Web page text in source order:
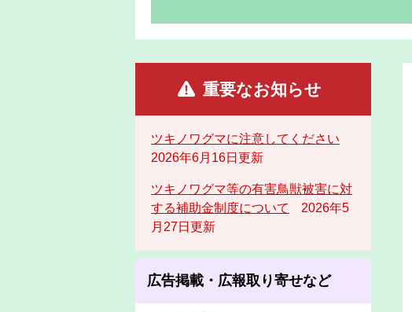
重要なお知らせ
ツキノワグマに注意してください
2026年6月16日更新
ツキノワグマ等の有害鳥獣被害に対
する補助金制度について
2026年5
月27日更新
広告掲載・広報取り寄せなど